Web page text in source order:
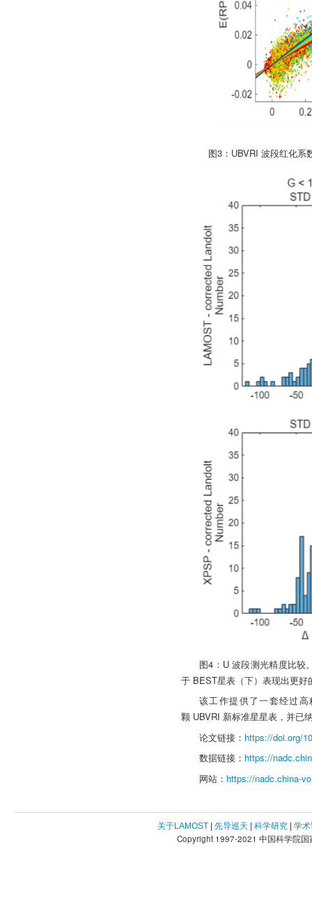
图3：UBVRI 波段红化系
图4：U 波段测光精度比较
于 BEST星表（下）表现出更
该工作提供了一套经过
颗 UBVRI 新标准星星表，并已
论文链接： https://doi.org/
数据链接： https://
网站： https://nadc.china-
关于LAMOST| 先导巡天 | 科学研究| 学术
Copyright 1997-2021 中国科学院